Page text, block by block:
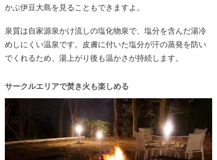
かぶ伊豆大島を見ることもできますよ。
泉質は自家源泉かけ流しの塩化物泉で、塩分を含んだ湯冷
めしにくい温泉です。皮膚に付いた塩分が汗の蒸発を防い
でくれるため、湯上がり後も温かさが持続します。
サークルエリアで焚き火も楽しめる